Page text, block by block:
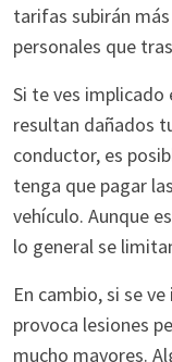
tarifas subirán
personales que
Si te ves implicado
resultan dañados
conductor, es
tenga que pagar
vehículo. Aunque
lo general se
En cambio, si se
provoca lesiones
mucho mayores.